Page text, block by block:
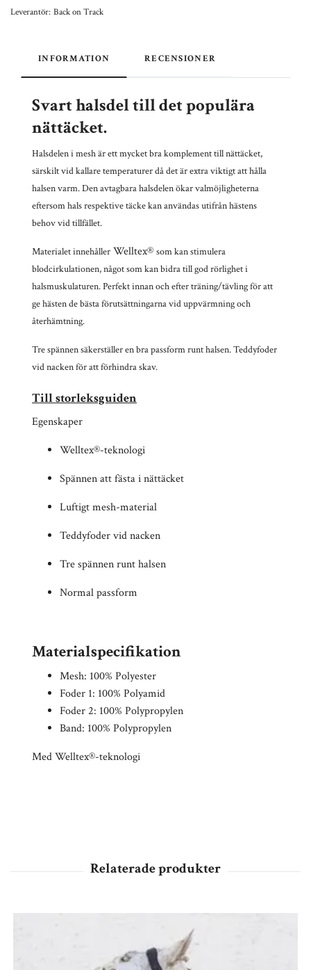
Leverantör: Back on Track
INFORMATION RECENSIONER
Svart halsdel till det populära
nättäcket.
Halsdelen i mesh är ett mycket bra komplement till nättäcket,
särskilt vid kallare temperaturer då det är extra viktigt att hålla
halsen varm.Den avtagbara halsdelen ökar valmöjligheterna
eftersom hals respektive täcke kan användas utifrån hästens
behov vid tillfället.
Materialet innehåller Welltex® som kan stimulera
blodcirkulationen, något som kan bidra till god rörlighet i
halsmuskulaturen. Perfekt innan och efter träning/tävling för att
ge hästen de bästa förutsättningarna vid uppvärmning och
återhämtning.
Tre spännen säkerställer en bra passform runt halsen. Teddyfoder
vid nacken för att förhindra skav.
Till storleksguiden
Egenskaper
Welltex®-teknologi
Spännen att fästa i nättäcket
Luftigt mesh-material
Teddyfoder vid nacken
Tre spännen runt halsen
Normal passform
Materialspecifikation
Mesh: 100% Polyester
Foder 1: 100% Polyamid
Foder 2: 100% Polypropylen
Band: 100% Polypropylen
Med Welltex®-teknologi